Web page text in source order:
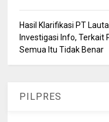
Hasil Klarifikasi PT
Investigasi Info, Terkait
Semua Itu Tidak Benar
PILPRES